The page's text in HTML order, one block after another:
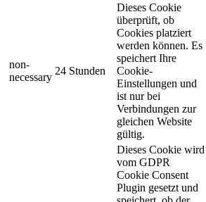
non-
necessary
24 Stunden
Dieses Cookie
überprüft, ob
Cookies platziert
werden können. Es
speichert Ihre
Cookie-
Einstellungen und
ist nur bei
Verbindungen zur
gleichen Website
gültig.
Dieses Cookie wird
vom GDPR
Cookie Consent
Plugin gesetzt und